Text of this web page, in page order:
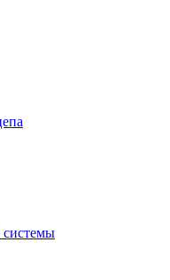
системы